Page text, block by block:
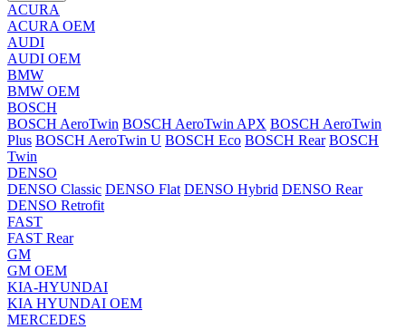
ACURA
ACURA OEM
AUDI
AUDI OEM
BMW
BMW OEM
BOSCH
BOSCH AeroTwin BOSCH AeroTwin APX BOSCH AeroTwin
Plus BOSCH AeroTwin U BOSCH Eco BOSCH Rear BOSCH
Twin
DENSO
DENSO Classic DENSO Flat DENSO Hybrid DENSO Rear
DENSO Retrofit
FAST
FAST Rear
GM
GM OEM
KIA-HYUNDAI
KIA HYUNDAI OEM
MERCEDES